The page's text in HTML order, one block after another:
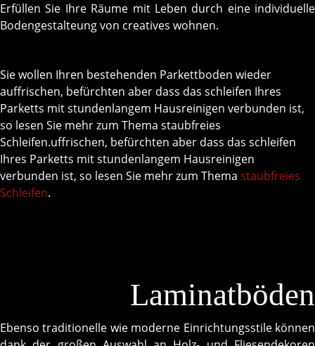
Erfüllen Sie Ihre Räume mit Leben durch eine individuelle
Bodengestalteung von creatives wohnen.
Sie wollen Ihren bestehenden Parkettboden wieder
auffrischen, befürchten aber dass das schleifen Ihres
Parketts mit stundenlangem Hausreinigen verbunden ist,
so lesen Sie mehr zum Thema staubfreies
Schleifen.uffrischen, befürchten aber dass das schleifen
Ihres Parketts mit stundenlangem Hausreinigen
verbunden ist, so lesen Sie mehr zum Thema staubfreies
Schleifen.
Laminatböden
Ebenso traditionelle wie moderne Einrichtungsstile können